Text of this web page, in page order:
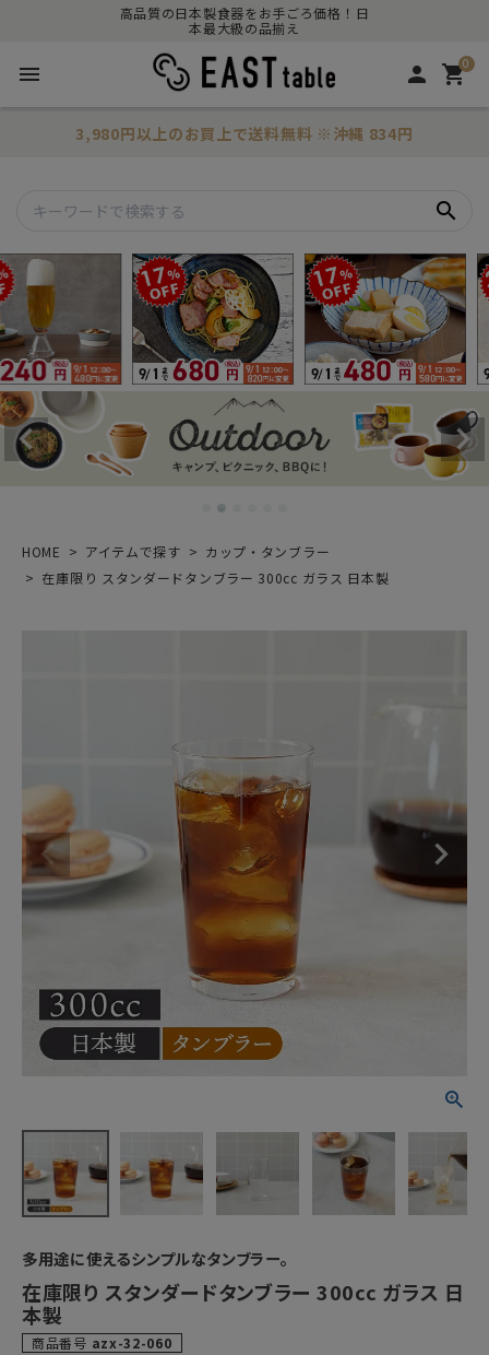
高品質の日本製食器をお手ごろ価格！日
本最大級の品揃え
menu person 0
shopping_cart
3,980円以上のお買上で送料無料 ※沖縄 834円
search
HOME アイテムで探す
カップ・タンブラー
在庫限り スタンダードタンブラー 300cc ガラス 日本製
多用途に使えるシンプルなタンブラー。
在庫限り スタンダードタンブラー 300cc ガラス 日
本製
商品番号 azx-32-060